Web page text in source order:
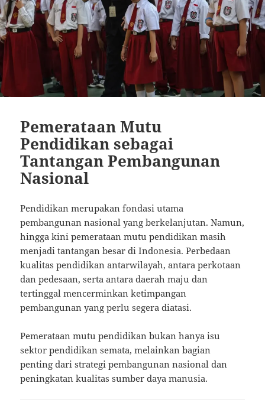
Pemerataan Mutu
Pendidikan sebagai
Tantangan Pembangunan
Nasional
Pendidikan merupakan fondasi utama
pembangunan nasional yang berkelanjutan. Namun,
hingga kini pemerataan mutu pendidikan masih
menjadi tantangan besar di Indonesia. Perbedaan
kualitas pendidikan antarwilayah, antara perkotaan
dan pedesaan, serta antara daerah maju dan
tertinggal mencerminkan ketimpangan
pembangunan yang perlu segera diatasi.
Pemerataan mutu pendidikan bukan hanya isu
sektor pendidikan semata, melainkan bagian
penting dari strategi pembangunan nasional dan
peningkatan kualitas sumber daya manusia.